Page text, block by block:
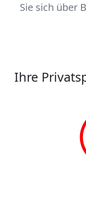
Sie sich über
Ihre